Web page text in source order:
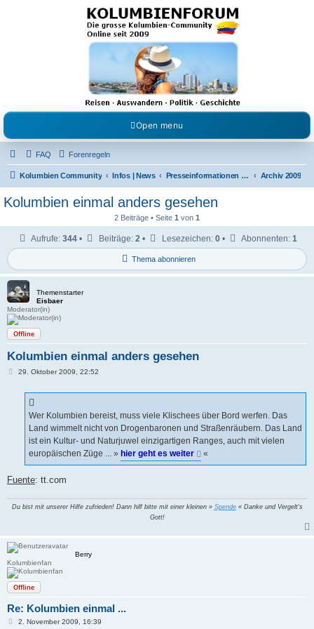
Kolumbienforum - Das
grosse Forum der
Freunde Kolumbiens
Reisen, Auswandern, Kultur, Politik, Geschichte und Visum in Kolumbien und Venezuela.
Austausch, Erfahrungen und Gemeinschaft im Kolumbienforum
Open menu
FAQ Forenregeln
Kolumbien Community Infos | News Presseinformationen & Neuigkeiten Archiv 2009
Kolumbien einmal anders gesehen
2 Beiträge • Seite 1 von 1
Thema abonnieren
Aufrufe: 344 • Beiträge: 2 • Lesezeichen: 0 • Abonnenten: 1
Themenstarter
Eisbaer
Moderator(in)
Offline
Kolumbien einmal anders gesehen
B29. Oktober 2009, 22:52
Wer Kolumbien bereist, muss viele Klischees über Bord werfen. Das
Land wimmelt nicht von Drogenbaronen und Straßenräubern. Das Land
ist ein Kultur- und Naturjuwel einzigartigen Ranges, auch mit vielen
europäischen Züge ... » hier geht es weiter «
Fuente: tt.com
Du bist mit unserer Hilfe zufrieden! Dann hilf bitte mit einer kleinen » Spende« Danke und Vergelt's
Gott!
Berry
Kolumbienfan
Offline
Re: Kolumbien einmal ...
B2. November 2009, 16:39